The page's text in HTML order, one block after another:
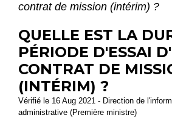
contrat de mission (intérim) ?
QUELLE EST LA
PÉRIODE D'ESSAI
CONTRAT DE
(INTÉRIM) ?
Vérifié le 16 Aug 2021 - Direction de
administrative (Première ministre)